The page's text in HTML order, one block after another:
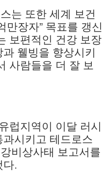
는 또한 세계 보건
만장자” 목표를 갱신
보편적인 건강 보장
웰빙을 향상시키
사람들을 더 잘 보
럽지역이 이달 러시
시키고 테드로스
비상사태 보고서를
다.